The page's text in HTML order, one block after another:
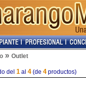
» Outlet
del 1 al 4(de 4productos)